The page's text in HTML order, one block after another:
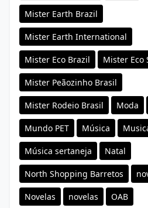
Mister Earth Brazil
Mister Earth International
Mister Eco Brazil Mister Eco
Mister Peãozinho Brasil
Mister Rodeio Brasil Moda
Mundo PET Música
Música sertaneja Natal
North Shopping Barretos
Novelas novelas OAB